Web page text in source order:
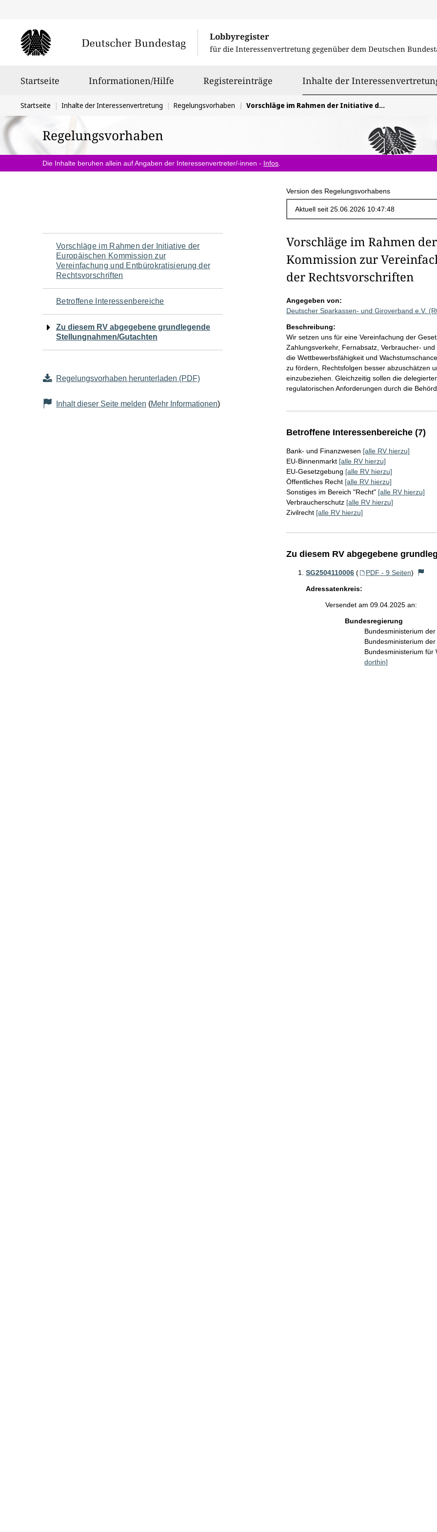
Lobbyregister
für die Interessenvertretung gegenüber dem Deutschen
Startseite Informationen/Hilfe Registereinträge Inhalte der
Sie
befinden
sich
hier:
Startseite Inhalte der Interessenvertretung Regelungsvorhaben Vorschläge im Rahmen der Initiative der Europäischen Kommission zur Vereinfachung und Entbürokratisierung der Rechtsvorschriften
Regelungsvorhaben
Die Inhalte beruhen allein auf Angaben der Interessenvertreter/-innen - Infos
Version des Regelungsvorhabens
Navigation
für
den
Seiteninhalt
Vorschläge im Rahmen der Initiative der
Europäischen Kommission zur
Vereinfachung und Entbürokratisierung der
Rechtsvorschriften
Betroffene Interessenbereiche
Zu diesem RV abgegebene grundlegende
Stellungnahmen/Gutachten
Regelungsvorhaben herunterladen (PDF)
Inhalt dieser Seite melden (Mehr Informationen)
Vorschläge im Rahmen
Kommission zur
der Rechtsvorschriften
Angegeben von:
Deutscher Sparkassen- und Giroverband e.V.
Beschreibung:
Wir setzen uns für eine Vereinfachung der
Zahlungsverkehr, Fernabsatz, Verbraucher-
die Wettbewerbsfähigkeit und
zu fördern, Rechtsfolgen besser abzuschätzen
einzubeziehen. Gleichzeitig sollen die
regulatorischen Anforderungen durch die
Betroffene Interessenbereiche (7)
Bank- und Finanzwesen [alle RV hierzu]
EU-Binnenmarkt [alle RV hierzu]
EU-Gesetzgebung [alle RV hierzu]
Öffentliches Recht [alle RV hierzu]
Sonstiges im Bereich "Recht" [alle RV hierzu]
Verbraucherschutz [alle RV hierzu]
Zivilrecht [alle RV hierzu]
Zu diesem RV abgegebene
SG2504110006 ( PDF - 9 Seiten)
Adressatenkreis:
Versendet am 09.04.2025 an:
Bundesregierung
Bundesministerium
Bundesministerium
Bundesministerium für
dorthin]